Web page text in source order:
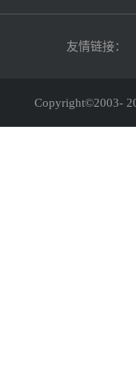
友情链接：
Copyright©2003-